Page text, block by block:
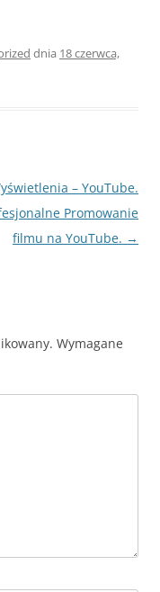
dnia 18 czerwca,
– YouTube.
Promowanie
filmu na YouTube. →
Wymagane